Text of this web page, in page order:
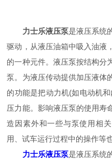
力士乐液压泵是液压系统
驱动，从液压油箱中吸入油液
的一种元件。液压泵按结构分
泵。为液压传动提供加压液体
的功能是把动力机(如电动机
压力能。影响液压泵的使用寿
造因素外和一些与泵使用相
用、试车运行过程中的操作等
力士乐液压泵是液压系统